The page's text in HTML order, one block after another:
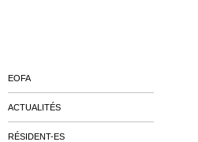
EOFA
ACTUALITÉS
RÉSIDENT-ES